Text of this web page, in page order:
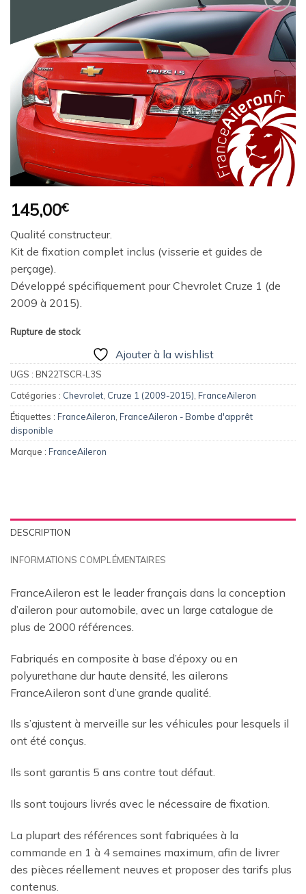
Ajouter
à la
wishlist
145,00€
Qualité constructeur.
Kit de fixation complet inclus (visserie et guides de
perçage).
Développé spécifiquement pour Chevrolet Cruze 1 (de
2009 à 2015).
Rupture de stock
Ajouter à la wishlist
UGS : BN22TSCR-L3S
Catégories : Chevrolet Cruze 1 (2009-2015) FranceAileron
Étiquettes : FranceAileron FranceAileron - Bombe d'apprêt
disponible
Marque : FranceAileron
DESCRIPTION
INFORMATIONS COMPLÉMENTAIRES
FranceAileron est le leader français dans la conception
d’aileron pour automobile, avec un large catalogue de
plus de 2000 références.
Fabriqués en composite à base d’époxy ou en
polyurethane dur haute densité, les ailerons
FranceAileron sont d’une grande qualité.
Ils s’ajustent à merveille sur les véhicules pour lesquels il
ont été conçus.
Ils sont garantis 5 ans contre tout défaut.
Ils sont toujours livrés avec le nécessaire de fixation.
La plupart des références sont fabriquées à la
commande en 1 à 4 semaines maximum, afin de livrer
des pièces réellement neuves et proposer des tarifs plus
contenus.